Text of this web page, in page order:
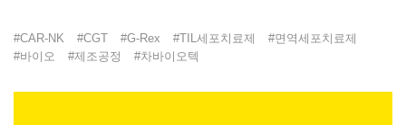
#CAR-NK #CGT #G-Rex #TIL세포치료제 #면역세포치료제
#바이오 #제조공정 #차바이오텍